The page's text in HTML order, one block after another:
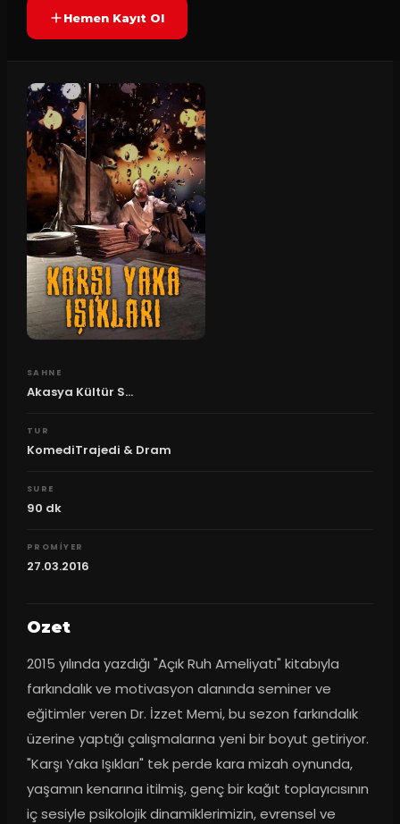
Hemen Kayıt Ol
SAHNE
Akasya Kültür S...
TUR
KomediTrajedi & Dram
SURE
90 dk
PROMIYER
27.03.2016
Ozet
2015 yılında yazdığı "Açık Ruh Ameliyatı" kitabıyla
farkındalık ve motivasyon alanında seminer ve
eğitimler veren Dr. İzzet Memi, bu sezon farkındalık
üzerine yaptığı çalışmalarına yeni bir boyut getiriyor.
"Karşı Yaka Işıkları" tek perde kara mizah oynunda,
yaşamın kenarına itilmiş, genç bir kağıt toplayıcısının
iç sesiyle psikolojik dinamiklerimizin, evrensel ve